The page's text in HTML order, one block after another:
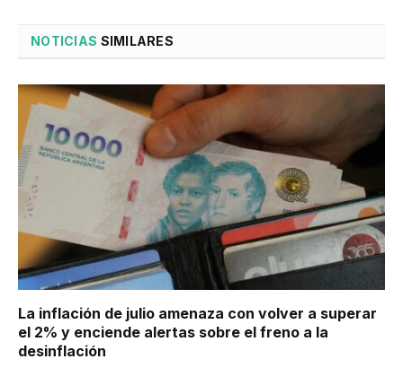
NOTICIAS SIMILARES
La inflación de julio amenaza con volver a superar
el 2% y enciende alertas sobre el freno a la
desinflación